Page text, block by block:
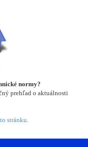
normy?
prehľad o aktuálnosti
stránku